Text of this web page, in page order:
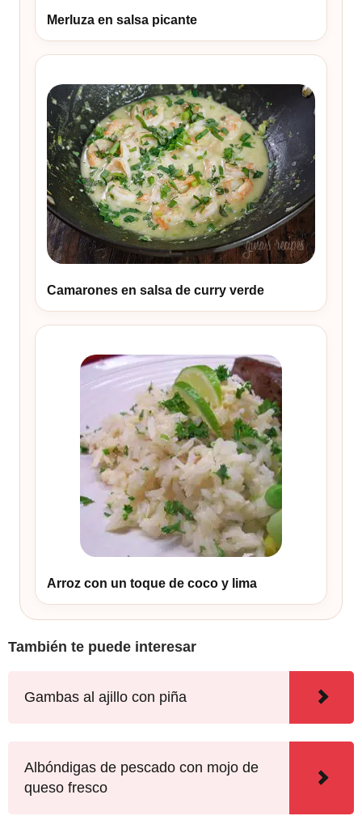
Merluza en salsa picante
Camarones en salsa de curry verde
Arroz con un toque de coco y lima
También te puede interesar
Gambas al ajillo con piña
Albóndigas de pescado con mojo de
queso fresco